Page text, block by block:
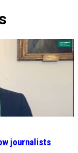
journalists